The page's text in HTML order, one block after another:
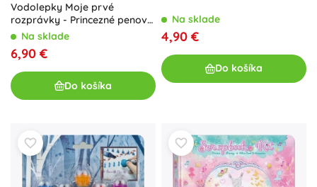
Vodolepky Moje prvé
rozprávky - Princezné penová
sada so sieťkou
Na sklade
6,90 €
Do košíka
Na sklade
4,90 €
Do košíka